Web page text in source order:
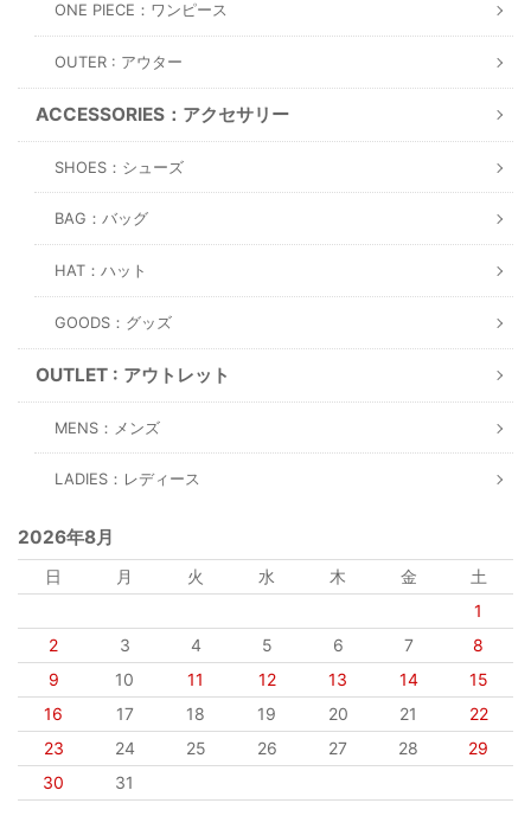
ONE PIECE：ワンピース
OUTER : アウター
ACCESSORIES：アクセサリー
SHOES：シューズ
BAG：バッグ
HAT：ハット
GOODS：グッズ
OUTLET : アウトレット
MENS：メンズ
LADIES：レディース
2026年8月
日 月 火 水 木 金
土
1
2
3 4 5 6 7
8
9
10 11 12 13 14
15
16
17 18 19 20 21
22
23
24 25 26 27 28
29
30
31